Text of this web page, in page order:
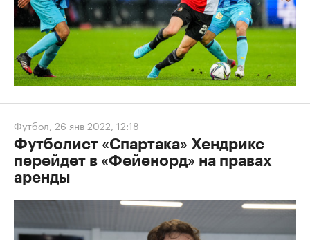
Футбол, 26 янв 2022, 12:18
Футболист «Спартака» Хендрикс
перейдет в «Фейенорд» на правах
аренды